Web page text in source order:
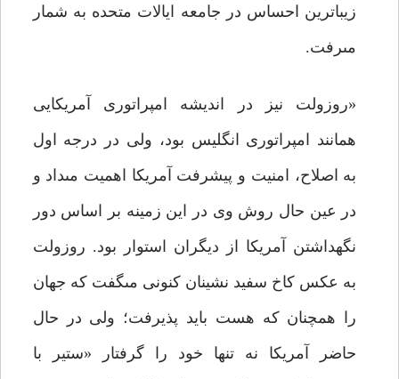
زیباترین احساس در جامعه ایالات متحده به شمار
مى‏رفت.
«روزولت نیز در اندیشه امپراتورى آمریکایى
همانند امپراتورى انگلیس بود، ولى در درجه اول
به اصلاح، امنیت و پیشرفت آمریکا اهمیت مى‏داد و
در عین حال روش وى در این زمینه بر اساس دور
نگهداشتن آمریکا از دیگران استوار بود. روزولت
به عکس کاخ سفید نشینان کنونى مى‏گفت که جهان
را همچنان که هست باید پذیرفت؛ ولى در حال
حاضر آمریکا نه تنها خود را گرفتار «ستیر با